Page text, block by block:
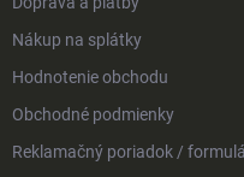
Nákup na splátky
Hodnotenie obchodu
Obchodné podmienky
Reklamačný poriadok /